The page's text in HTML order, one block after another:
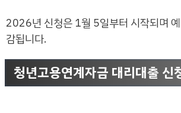
2026년 신청은 1월 5일부터 시작되며
감됩니다.
청년고용연계자금 대리대출 신